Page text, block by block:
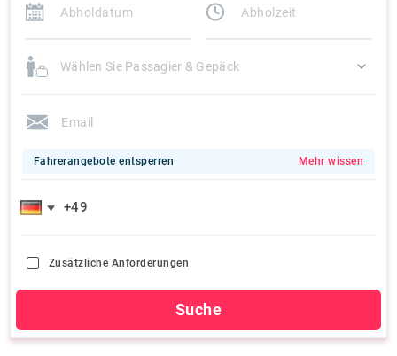
Wählen Sie Passagier & Gepäck
Fahrerangebote entsperren Mehr wissen
Zusätzliche Anforderungen
Suche